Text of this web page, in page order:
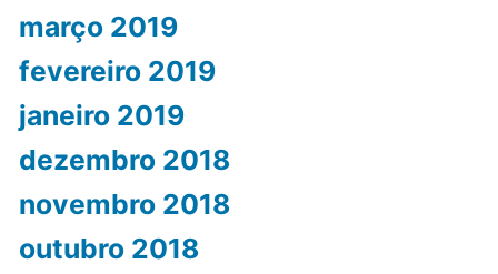
março 2019
fevereiro 2019
janeiro 2019
dezembro 2018
novembro 2018
outubro 2018